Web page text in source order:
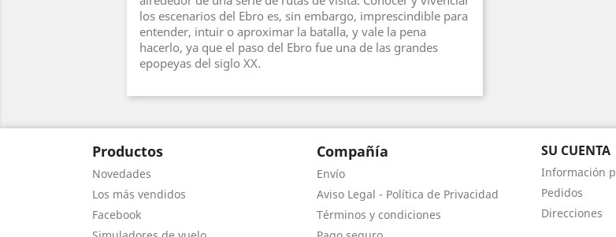
los escenarios del Ebro es, sin embargo, imprescindible para
entender, intuir o aproximar la batalla, y vale la pena
hacerlo, ya que el paso del Ebro fue una de las grandes
epopeyas del siglo XX.
Productos
Novedades
Los más vendidos
Facebook
Compañía
Envío
Aviso Legal - Política de Privacidad
Términos y condiciones
SU CUENTA
Información
Pedidos
Direcciones